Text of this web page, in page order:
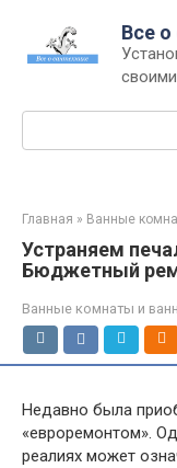
контенту
Все о
Главная » Ванные
Устраняем
Бюджетный
Ванные комнаты и
Недавно была
«евроремонтом».
реалиях может